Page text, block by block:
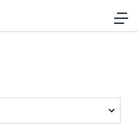
al contenido
y TV Usach